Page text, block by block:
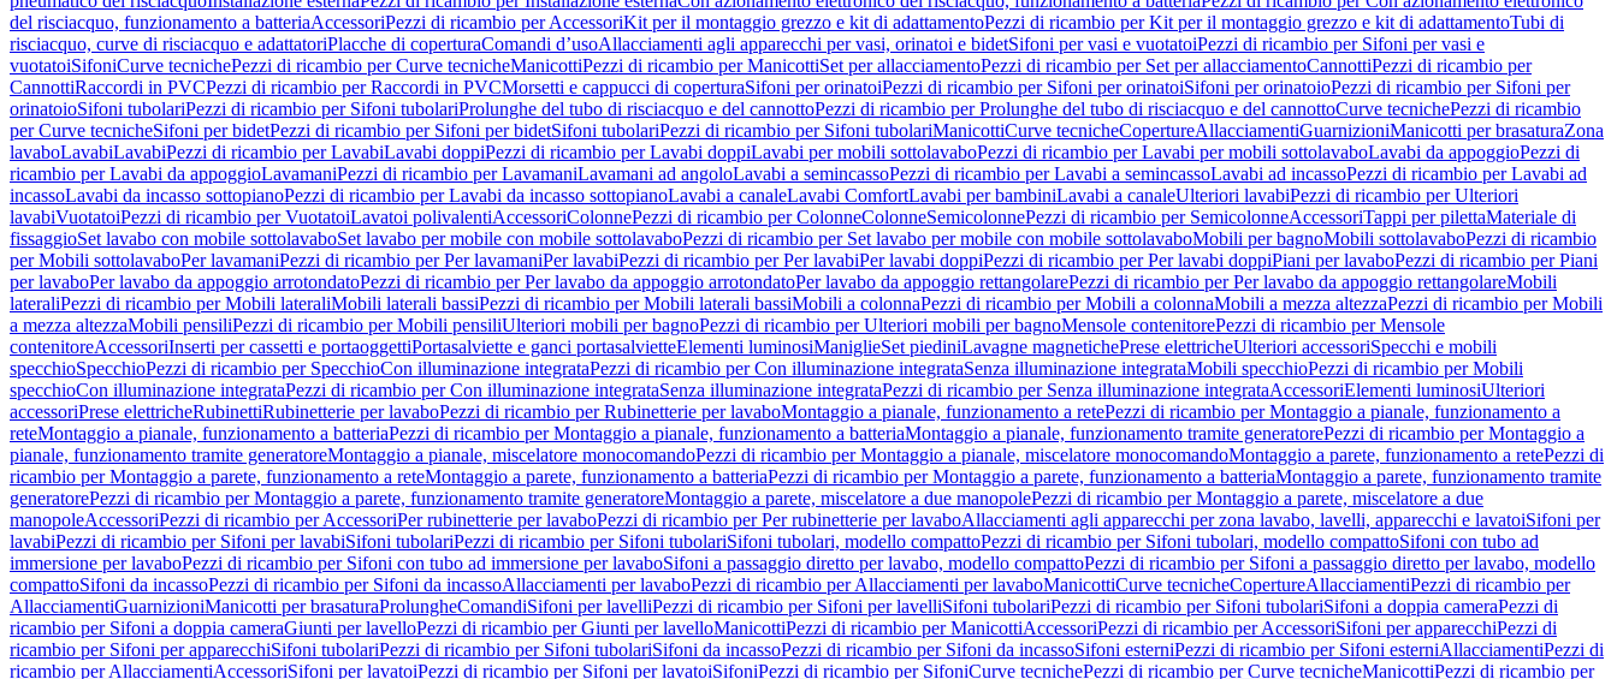
del risciacquo, funzionamento a batteriaAccessoriPezzi di ricambio per AccessoriKit per il montaggio grezzo e kit di adattamentoPezzi di ricambio per Kit per il montaggio grezzo e kit di adattamentoTubi di
risciacquo, curve di risciacquo e adattatoriPlacche di coperturaComandi d’usoAllacciamenti agli apparecchi per vasi, orinatoi e bidetSifoni per vasi e vuotatoiPezzi di ricambio per Sifoni per vasi e
vuotatoiSifoniCurve tecnichePezzi di ricambio per Curve tecnicheManicottiPezzi di ricambio per ManicottiSet per allacciamentoPezzi di ricambio per Set per allacciamentoCannottiPezzi di ricambio per
CannottiRaccordi in PVCPezzi di ricambio per Raccordi in PVCMorsetti e cappucci di coperturaSifoni per orinatoiPezzi di ricambio per Sifoni per orinatoiSifoni per orinatoioPezzi di ricambio per Sifoni per
orinatoioSifoni tubolariPezzi di ricambio per Sifoni tubolariProlunghe del tubo di risciacquo e del cannottoPezzi di ricambio per Prolunghe del tubo di risciacquo e del cannottoCurve tecnichePezzi di ricambio
per Curve tecnicheSifoni per bidetPezzi di ricambio per Sifoni per bidetSifoni tubolariPezzi di ricambio per Sifoni tubolariManicottiCurve tecnicheCopertureAllacciamentiGuarnizioniManicotti per brasaturaZona
lavaboLavabiLavabiPezzi di ricambio per LavabiLavabi doppiPezzi di ricambio per Lavabi doppiLavabi per mobili sottolavaboPezzi di ricambio per Lavabi per mobili sottolavaboLavabi da appoggioPezzi di
ricambio per Lavabi da appoggioLavamaniPezzi di ricambio per LavamaniLavamani ad angoloLavabi a semincassoPezzi di ricambio per Lavabi a semincassoLavabi ad incassoPezzi di ricambio per Lavabi ad
incassoLavabi da incasso sottopianoPezzi di ricambio per Lavabi da incasso sottopianoLavabi a canaleLavabi ComfortLavabi per bambiniLavabi a canaleUlteriori lavabiPezzi di ricambio per Ulteriori
lavabiVuotatoiPezzi di ricambio per VuotatoiLavatoi polivalentiAccessoriColonnePezzi di ricambio per ColonneColonneSemicolonnePezzi di ricambio per SemicolonneAccessoriTappi per pilettaMateriale di
fissaggioSet lavabo con mobile sottolavaboSet lavabo per mobile con mobile sottolavaboPezzi di ricambio per Set lavabo per mobile con mobile sottolavaboMobili per bagnoMobili sottolavaboPezzi di ricambio
per Mobili sottolavaboPer lavamaniPezzi di ricambio per Per lavamaniPer lavabiPezzi di ricambio per Per lavabiPer lavabi doppiPezzi di ricambio per Per lavabi doppiPiani per lavaboPezzi di ricambio per Piani
per lavaboPer lavabo da appoggio arrotondatoPezzi di ricambio per Per lavabo da appoggio arrotondatoPer lavabo da appoggio rettangolarePezzi di ricambio per Per lavabo da appoggio rettangolareMobili
lateraliPezzi di ricambio per Mobili lateraliMobili laterali bassiPezzi di ricambio per Mobili laterali bassiMobili a colonnaPezzi di ricambio per Mobili a colonnaMobili a mezza altezzaPezzi di ricambio per Mobili
a mezza altezzaMobili pensiliPezzi di ricambio per Mobili pensiliUlteriori mobili per bagnoPezzi di ricambio per Ulteriori mobili per bagnoMensole contenitorePezzi di ricambio per Mensole
contenitoreAccessoriInserti per cassetti e portaoggettiPortasalviette e ganci portasalvietteElementi luminosiManiglieSet piediniLavagne magnetichePrese elettricheUlteriori accessoriSpecchi e mobili
specchioSpecchioPezzi di ricambio per SpecchioCon illuminazione integrataPezzi di ricambio per Con illuminazione integrataSenza illuminazione integrataMobili specchioPezzi di ricambio per Mobili
specchioCon illuminazione integrataPezzi di ricambio per Con illuminazione integrataSenza illuminazione integrataPezzi di ricambio per Senza illuminazione integrataAccessoriElementi luminosiUlteriori
accessoriPrese elettricheRubinettiRubinetterie per lavaboPezzi di ricambio per Rubinetterie per lavaboMontaggio a pianale, funzionamento a retePezzi di ricambio per Montaggio a pianale, funzionamento a
reteMontaggio a pianale, funzionamento a batteriaPezzi di ricambio per Montaggio a pianale, funzionamento a batteriaMontaggio a pianale, funzionamento tramite generatorePezzi di ricambio per Montaggio a
pianale, funzionamento tramite generatoreMontaggio a pianale, miscelatore monocomandoPezzi di ricambio per Montaggio a pianale, miscelatore monocomandoMontaggio a parete, funzionamento a retePezzi di
ricambio per Montaggio a parete, funzionamento a reteMontaggio a parete, funzionamento a batteriaPezzi di ricambio per Montaggio a parete, funzionamento a batteriaMontaggio a parete, funzionamento tramite
generatorePezzi di ricambio per Montaggio a parete, funzionamento tramite generatoreMontaggio a parete, miscelatore a due manopolePezzi di ricambio per Montaggio a parete, miscelatore a due
manopoleAccessoriPezzi di ricambio per AccessoriPer rubinetterie per lavaboPezzi di ricambio per Per rubinetterie per lavaboAllacciamenti agli apparecchi per zona lavabo, lavelli, apparecchi e lavatoiSifoni per
lavabiPezzi di ricambio per Sifoni per lavabiSifoni tubolariPezzi di ricambio per Sifoni tubolariSifoni tubolari, modello compattoPezzi di ricambio per Sifoni tubolari, modello compattoSifoni con tubo ad
immersione per lavaboPezzi di ricambio per Sifoni con tubo ad immersione per lavaboSifoni a passaggio diretto per lavabo, modello compattoPezzi di ricambio per Sifoni a passaggio diretto per lavabo, modello
compattoSifoni da incassoPezzi di ricambio per Sifoni da incassoAllacciamenti per lavaboPezzi di ricambio per Allacciamenti per lavaboManicottiCurve tecnicheCopertureAllacciamentiPezzi di ricambio per
AllacciamentiGuarnizioniManicotti per brasaturaProlungheComandiSifoni per lavelliPezzi di ricambio per Sifoni per lavelliSifoni tubolariPezzi di ricambio per Sifoni tubolariSifoni a doppia cameraPezzi di
ricambio per Sifoni a doppia cameraGiunti per lavelloPezzi di ricambio per Giunti per lavelloManicottiPezzi di ricambio per ManicottiAccessoriPezzi di ricambio per AccessoriSifoni per apparecchiPezzi di
ricambio per Sifoni per apparecchiSifoni tubolariPezzi di ricambio per Sifoni tubolariSifoni da incassoPezzi di ricambio per Sifoni da incassoSifoni esterniPezzi di ricambio per Sifoni esterniAllacciamentiPezzi di
ricambio per AllacciamentiAccessoriSifoni per lavatoiPezzi di ricambio per Sifoni per lavatoiSifoniPezzi di ricambio per SifoniCurve tecnichePezzi di ricambio per Curve tecnicheManicottiPezzi di ricambio per